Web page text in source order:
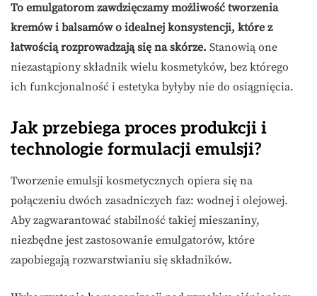
To emulgatorom zawdzięczamy możliwość tworzenia
kremów i balsamów o idealnej konsystencji, które z
łatwością rozprowadzają się na skórze. Stanowią one
niezastąpiony składnik wielu kosmetyków, bez którego
ich funkcjonalność i estetyka byłyby nie do osiągnięcia.
Jak przebiega proces produkcji i
technologie formulacji emulsji?
Tworzenie emulsji kosmetycznych opiera się na
połączeniu dwóch zasadniczych faz: wodnej i olejowej.
Aby zagwarantować stabilność takiej mieszaniny,
niezbędne jest zastosowanie emulgatorów, które
zapobiegają rozwarstwianiu się składników.